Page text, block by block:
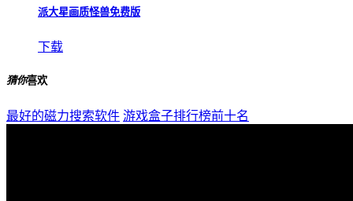
派大星画质怪兽免费版
下载
猜你喜欢
最好的磁力搜索软件 游戏盒子排行榜前十名